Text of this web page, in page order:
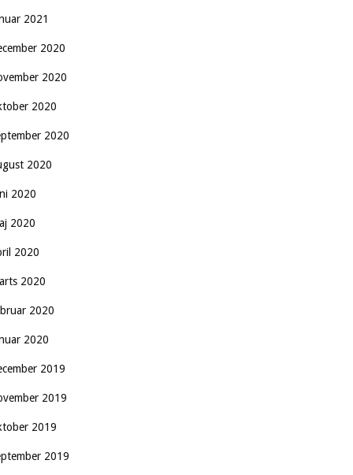
2021
2020
2020
2020
2020
2020
2020
2020
2020
2020
2020
2020
2019
2019
2019
2019